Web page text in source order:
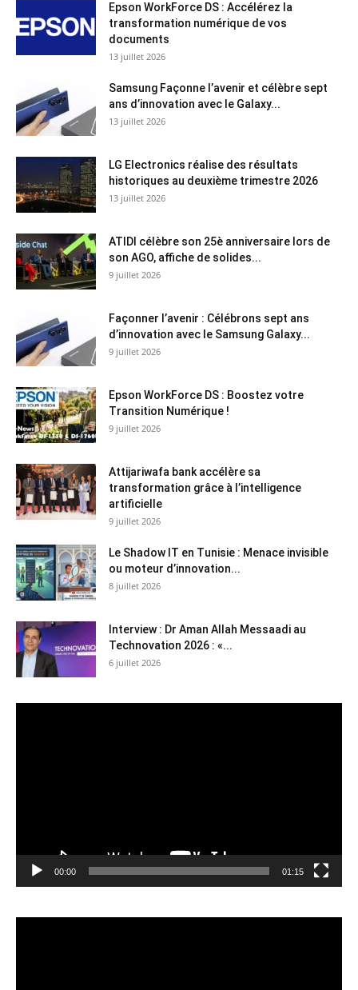
Epson WorkForce DS : Accélérez la
transformation numérique de vos
documents
13 juillet 2026
Samsung Façonne l’avenir et célèbre sept
ans d’innovation avec le Galaxy...
13 juillet 2026
LG Electronics réalise des résultats
historiques au deuxième trimestre 2026
13 juillet 2026
ATIDI célèbre son 25è anniversaire lors de
son AGO, affiche de solides...
9 juillet 2026
Façonner l’avenir : Célébrons sept ans
d’innovation avec le Samsung Galaxy...
9 juillet 2026
Epson WorkForce DS : Boostez votre
Transition Numérique !
9 juillet 2026
Attijariwafa bank accélère sa
transformation grâce à l’intelligence
artificielle
9 juillet 2026
Le Shadow IT en Tunisie : Menace invisible
ou moteur d’innovation...
8 juillet 2026
Interview : Dr Aman Allah Messaadi au
Technovation 2026 : «...
6 juillet 2026
00:00 01:15